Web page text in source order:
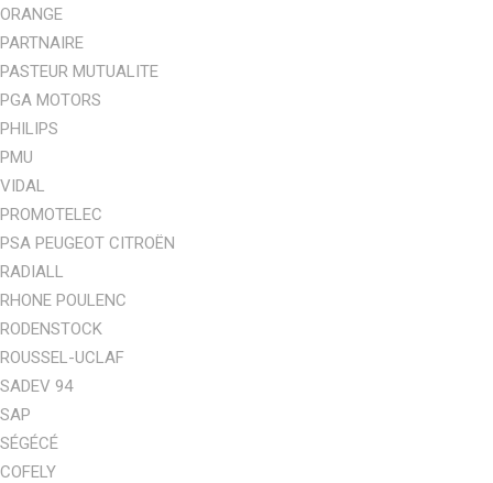
ORANGE
PARTNAIRE
PASTEUR MUTUALITE
PGA MOTORS
PHILIPS
PMU
VIDAL
PROMOTELEC
PSA PEUGEOT CITROËN
RADIALL
RHONE POULENC
RODENSTOCK
ROUSSEL-UCLAF
SADEV 94
SAP
SÉGÉCÉ
COFELY